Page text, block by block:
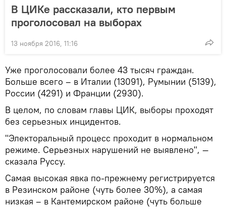
В ЦИКе рассказали, кто первым
проголосовал на выборах
13 ноября 2016, 11:16
Уже проголосовали более 43 тысяч граждан.
Больше всего – в Италии (13091), Румынии (5139),
России (4291) и Франции (2930).
В целом, по словам главы ЦИК, выборы проходят
без серьезных инцидентов.
"Электоральный процесс проходит в нормальном
режиме. Серьезных нарушений не выявлено", —
сказала Руссу.
Самая высокая явка по-прежнему регистрируется
в Резинском районе (чуть более 30%), а самая
низкая – в Кантемирском районе (чуть больше